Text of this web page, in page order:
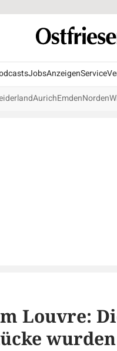
JobsAnzeigenService
AurichEmdenNorden
Louvre: